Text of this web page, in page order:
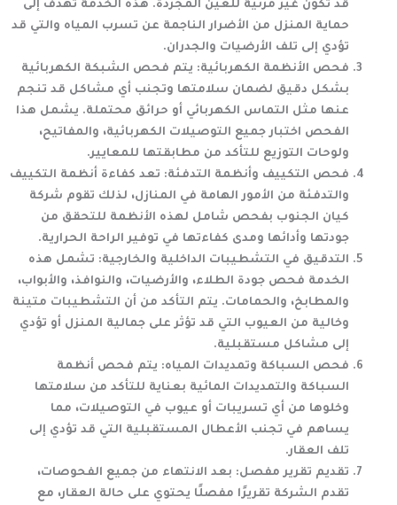
قد تكون غير مرئية للعين المجردة. هذه الخدمة تهدف إلى
حماية المنزل من الأضرار الناجمة عن تسرب المياه والتي قد
تؤدي إلى تلف الأرضيات والجدران.
فحص الأنظمة الكهربائية: يتم فحص الشبكة الكهربائية
بشكل دقيق لضمان سلامتها وتجنب أي مشاكل قد تنجم
عنها مثل التماس الكهربائي أو حرائق محتملة. يشمل هذا
الفحص اختبار جميع التوصيلات الكهربائية، والمفاتيح،
ولوحات التوزيع للتأكد من مطابقتها للمعايير.
فحص التكييف وأنظمة التدفئة: تعد كفاءة أنظمة التكييف
والتدفئة من الأمور الهامة في المنازل، لذلك تقوم شركة
كيان الجنوب بفحص شامل لهذه الأنظمة للتحقق من
جودتها وأدائها ومدى كفاءتها في توفير الراحة الحرارية.
التدقيق في التشطيبات الداخلية والخارجية: تشمل هذه
الخدمة فحص جودة الطلاء، والأرضيات، والنوافذ، والأبواب،
والمطابخ، والحمامات. يتم التأكد من أن التشطيبات متينة
وخالية من العيوب التي قد تؤثر على جمالية المنزل أو تؤدي
إلى مشاكل مستقبلية.
فحص السباكة وتمديدات المياه: يتم فحص أنظمة
السباكة والتمديدات المائية بعناية للتأكد من سلامتها
وخلوها من أي تسريبات أو عيوب في التوصيلات، مما
يساهم في تجنب الأعطال المستقبلية التي قد تؤدي إلى
تلف العقار.
تقديم تقرير مفصل: بعد الانتهاء من جميع الفحوصات،
تقدم الشركة تقريرًا مفصلًا يحتوي على حالة العقار، مع